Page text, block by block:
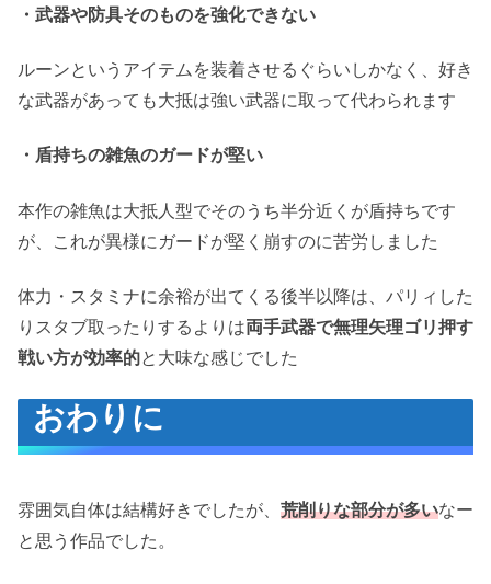
・武器や防具そのものを強化できない
ルーンというアイテムを装着させるぐらいしかなく、好き
な武器があっても大抵は強い武器に取って代わられます
・盾持ちの雑魚のガードが堅い
本作の雑魚は大抵人型でそのうち半分近くが盾持ちです
が、これが異様にガードが堅く崩すのに苦労しました
体力・スタミナに余裕が出てくる後半以降は、パリィした
りスタブ取ったりするよりは両手武器で無理矢理ゴリ押す
戦い方が効率的と大味な感じでした
おわりに
雰囲気自体は結構好きでしたが、 荒削りな部分が多いなー
と思う作品でした。